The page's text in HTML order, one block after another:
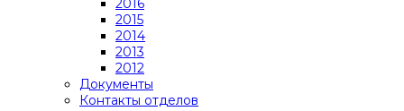
2016
2015
2014
2013
2012
Документы
Контакты отделов